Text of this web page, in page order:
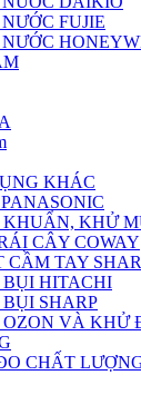
FUJIE
KHÁC
KHỬ
CÂY COWAY
CẦM TAY
HITACHI
SHARP
VÀ KHỬ
CHẤT